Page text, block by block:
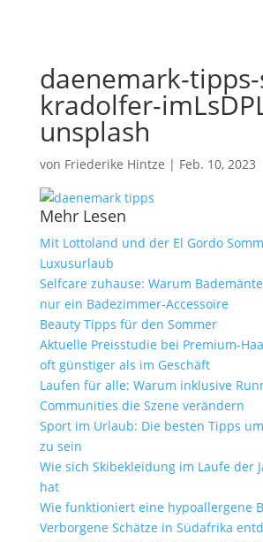
daenemark-
kradolfer-
unsplash
von Friederike Hintze | Feb. 10, 2023
Mehr Lesen
Mit Lottoland und der El Gordo
Luxusurlaub
Selfcare zuhause: Warum
nur ein Badezimmer-Accessoire
Beauty Tipps für den Sommer
Aktuelle Preisstudie bei Premium-
oft günstiger als im Geschäft
Laufen für alle: Warum inklusive
Communities die Szene verändern
Sport im Urlaub: Die besten Tipps
zu sein
Wie sich Skibekleidung im Laufe der
hat
Wie funktioniert eine hypoallergene
Verborgene Schätze in Südafrika